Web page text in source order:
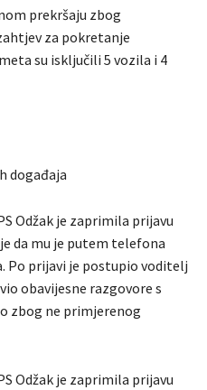
prekršaju zbog
za pokretanje
su isključili 5 vozila i 4
događaja
Odžak je zaprimila prijavu
da mu je putem telefona
Po prijavi je postupio voditelj
obavijesne razgovore s
zbog ne primjerenog
Odžak je zaprimila prijavu